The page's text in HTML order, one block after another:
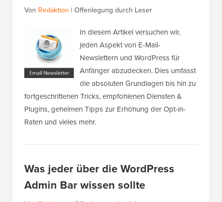
Von Redaktion | Offenlegung durch Leser
In diesem Artikel versuchen wir,
jeden Aspekt von E-Mail-
Newslettern und WordPress für
Anfänger abzudecken. Dies umfasst
die absoluten Grundlagen bis hin zu
fortgeschrittenen Tricks, empfohlenen Diensten &
Plugins, geheimen Tipps zur Erhöhung der Opt-in-
Raten und vieles mehr.
Was jeder über die WordPress
Admin Bar wissen sollte